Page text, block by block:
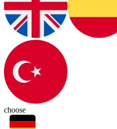
choose